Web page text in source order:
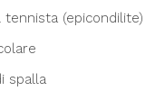
(epicondilite)
spalla